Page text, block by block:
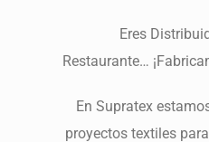
Eres
Restaurante…
En Supratex
proyectos textiles